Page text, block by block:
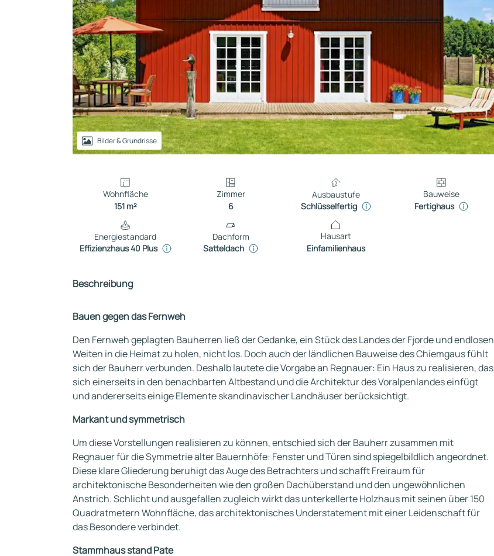
Einliegerwohnung
Containerhaus
Bilder & Grundrisse
Wohnfläche
151 m²
Zimmer
6
Ausbaustufe
Schlüsselfertig
Bauweise
Fertighaus
Energiestandard
Effizienzhaus 40 Plus
Dachform
Satteldach
Hausart
Einfamilienhaus
Beschreibung
Bauen gegen das Fernweh
Den Fernweh geplagten Bauherren ließ der Gedanke, ein Stück des Landes der Fjorde und endlosen
Weiten in die Heimat zu holen, nicht los. Doch auch der ländlichen Bauweise des Chiemgaus fühlt
sich der Bauherr verbunden. Deshalb lautete die Vorgabe an Regnauer: Ein Haus zu realisieren, das
sich einerseits in den benachbarten Altbestand und die Architektur des Voralpenlandes einfügt
und andererseits einige Elemente skandinavischer Landhäuser berücksichtigt.
Markant und symmetrisch
Um diese Vorstellungen realisieren zu können, entschied sich der Bauherr zusammen mit
Regnauer für die Symmetrie alter Bauernhöfe: Fenster und Türen sind spiegelbildlich angeordnet.
Diese klare Gliederung beruhigt das Auge des Betrachters und schafft Freiraum für
architektonische Besonderheiten wie den großen Dachüberstand und den ungewöhnlichen
Anstrich. Schlicht und ausgefallen zugleich wirkt das unterkellerte Holzhaus mit seinen über 150
Quadratmetern Wohnfläche, das architektonisches Understatement mit einer Leidenschaft für
das Besondere verbindet.
Stammhaus stand Pate